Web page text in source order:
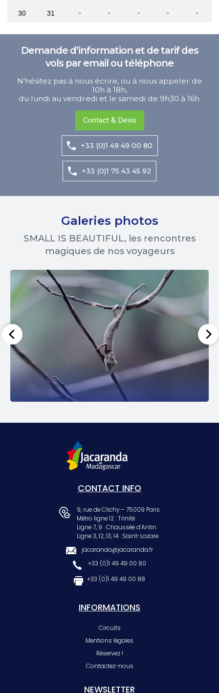
30 31
Demande d’information et de tarif des
vols par email ou téléphone
N’hésitez pas à nous écrire, ou à nous appeler de
10h à 18h,
du lundi au vendredi et le samedi de 9h30 à 16h.
Contact & Devis
+33 (0)1 49 49 00 80
+33 (0)1 75 43 45 92
Galeries photos
SMALL IS BEAUTIFUL, les rencontres
magiques de nos voyageurs
CONTACT INFO
9, rue de Clichy – 75009 Paris
Métro ligne 12 : Trinité
Ligne 7, 9 : Chaussée d’Antin
Ligne 3, 12, 13, 14 : Saint-Lazare
jacaranda@jacaranda.fr
+33 (0)1 49 49 00 80
+33 (0)1 49 49 00 88
INFORMATIONS
Circuits
Mentions légales
Réservez !
Contactez-nous
NEWSLETTER